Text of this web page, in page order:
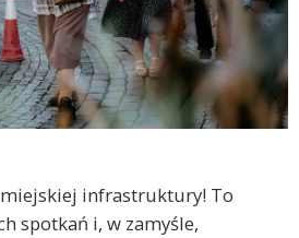
infrastruktury! To
spotkań i, w zamyśle,